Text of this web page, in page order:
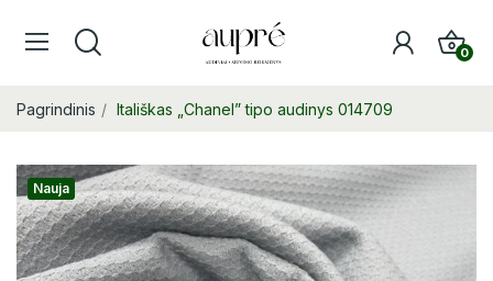
0
Pagrindinis Itališkas „Chanel” tipo audinys 014709
Nauja